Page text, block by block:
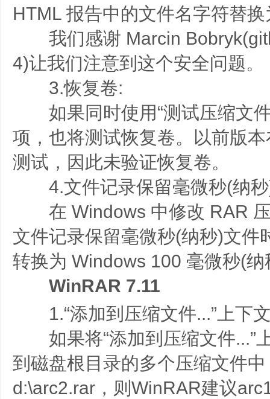
HTML 报告中的文件名字符替
我们感谢 Marcin
4)让我们注意到这个安全问题。
3.恢复卷:
如果同时使用“测试压缩文件
项，也将测试恢复卷。以前版
测试，因此未验证恢复卷。
4.文件记录保留毫微秒(纳秒
在 Windows 中修改 RAR 压
文件记录保留毫微秒(纳秒)文件
转换为 Windows 100 毫微秒(纳
WinRAR 7.11
1.“添加到压缩文件...”上下
如果将“添加到压缩文件...”
到磁盘根目录的多个压缩文件
d:\arc2.rar，则WinRAR建议